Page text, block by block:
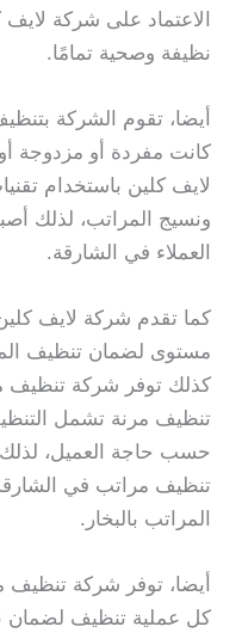
الاعتماد على شركة
نظيفة وصحية تمامًا.
أيضا، تقوم الشركة
كانت مفردة أو مزدوجة
لايف كلين باستخدام
ونسيج المراتب، لذلك
العملاء في الشارقة.
كما تقدم شركة لايف
مستوى لضمان تنظيف
كذلك توفر شركة
تنظيف مرنة تشمل
حسب حاجة العميل،
تنظيف مراتب في
المراتب بالبخار.
أيضا، توفر شركة تنظيف
كل عملية تنظيف لضمان